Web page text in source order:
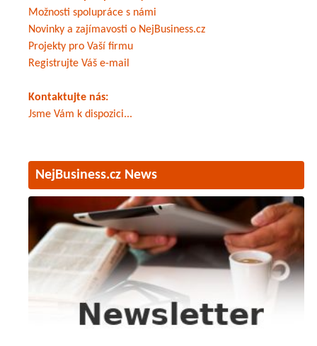
Možnosti spolupráce s námi
Novinky a zajímavosti o NejBusiness.cz
Projekty pro Vaší firmu
Registrujte Váš e-mail
Kontaktujte nás:
Jsme Vám k dispozici...
NejBusiness.cz News